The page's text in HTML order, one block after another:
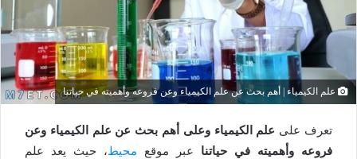
علم الكيمياء | أهم بحث عن علم الكيمياء وعن فروعه وأهميته في حياتنا
تعرف على علم الكيمياء وعلى أهم بحث عن علم الكيمياء وعن
فروعه وأهميته في حياتنا عبر موقع محيط، حيث يعد علم